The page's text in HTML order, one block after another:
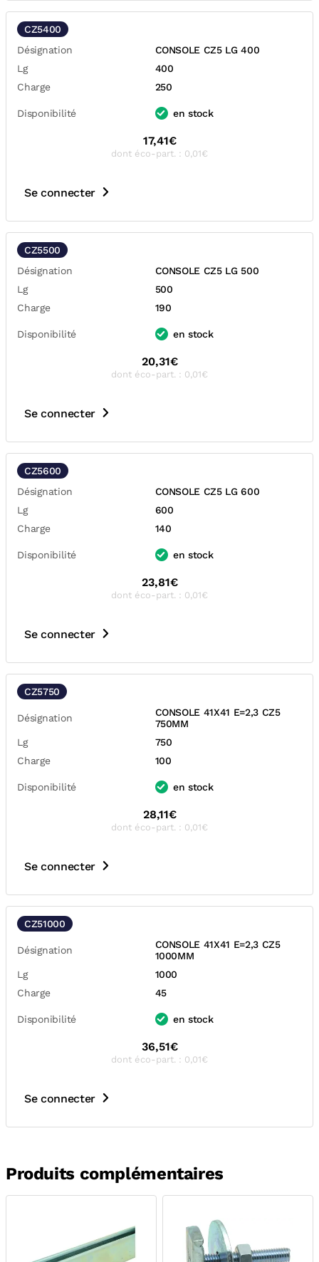
CZ5400
Désignation
CONSOLE CZ5 LG 400
Lg
400
Charge
250
Disponibilité en stock
17,41€
dont éco-part. : 0,01€
Se connecter
CZ5500
Désignation
CONSOLE CZ5 LG 500
Lg
500
Charge
190
Disponibilité en stock
20,31€
dont éco-part. : 0,01€
Se connecter
CZ5600
Désignation
CONSOLE CZ5 LG 600
Lg
600
Charge
140
Disponibilité en stock
23,81€
dont éco-part. : 0,01€
Se connecter
CZ5750
Désignation
CONSOLE 41X41 E=2,3 CZ5
750MM
Lg
750
Charge
100
Disponibilité en stock
28,11€
dont éco-part. : 0,01€
Se connecter
CZ51000
Désignation
CONSOLE 41X41 E=2,3 CZ5
1000MM
Lg
1000
Charge
45
Disponibilité en stock
36,51€
dont éco-part. : 0,01€
Se connecter
Produits complémentaires